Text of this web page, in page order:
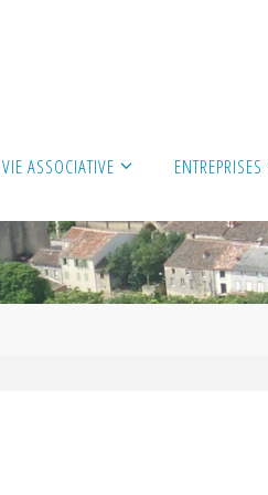
VIE ASSOCIATIVE ENTREPRISES